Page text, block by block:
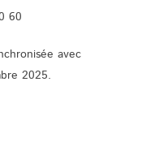
60
avec
2025.